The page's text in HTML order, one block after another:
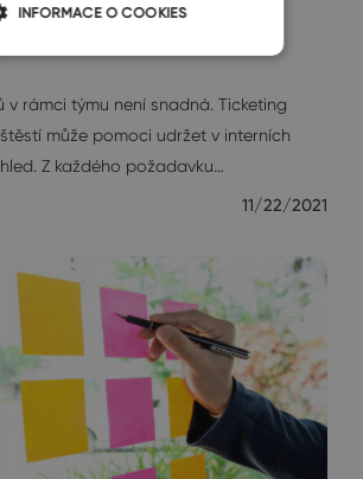
v rámci týmu není snadná. Ticketing
může pomoci udržet v interních
Z každého požadavku…
11/22/2021
INFORMACE O COOKIES